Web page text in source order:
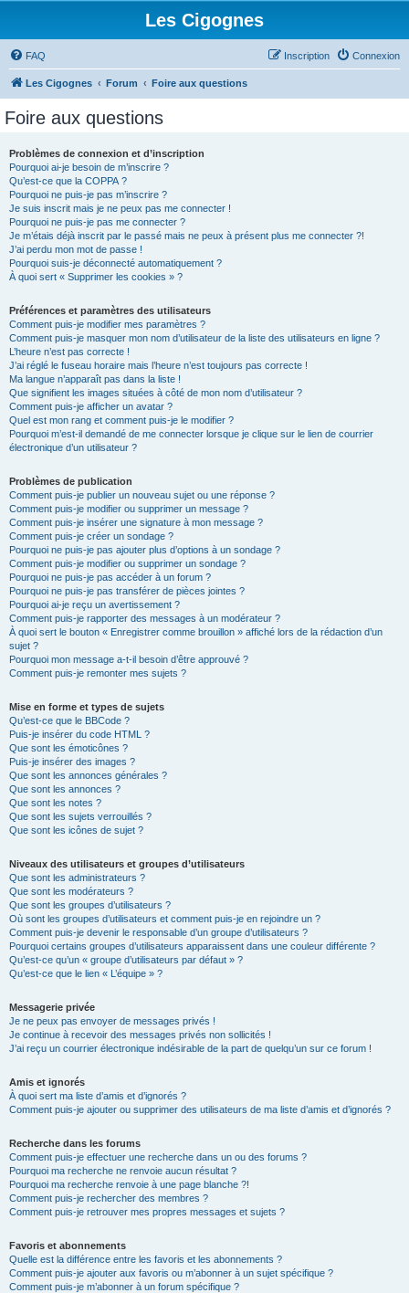
Les Cigognes
FAQ Connexion
Inscription
Les Cigognes Forum Foire aux questions
Foire aux questions
Problèmes de connexion et d’inscription
Pourquoi ai-je besoin de m’inscrire ?
Qu’est-ce que la COPPA ?
Pourquoi ne puis-je pas m’inscrire ?
Je suis inscrit mais je ne peux pas me connecter !
Pourquoi ne puis-je pas me connecter ?
Je m’étais déjà inscrit par le passé mais ne peux à présent plus me connecter ?!
J’ai perdu mon mot de passe !
Pourquoi suis-je déconnecté automatiquement ?
À quoi sert « Supprimer les cookies » ?
Préférences et paramètres des utilisateurs
Comment puis-je modifier mes paramètres ?
Comment puis-je masquer mon nom d’utilisateur de la liste des utilisateurs en ligne ?
L’heure n’est pas correcte !
J’ai réglé le fuseau horaire mais l’heure n’est toujours pas correcte !
Ma langue n’apparaît pas dans la liste !
Que signifient les images situées à côté de mon nom d’utilisateur ?
Comment puis-je afficher un avatar ?
Quel est mon rang et comment puis-je le modifier ?
Pourquoi m’est-il demandé de me connecter lorsque je clique sur le lien de courrier
électronique d’un utilisateur ?
Problèmes de publication
Comment puis-je publier un nouveau sujet ou une réponse ?
Comment puis-je modifier ou supprimer un message ?
Comment puis-je insérer une signature à mon message ?
Comment puis-je créer un sondage ?
Pourquoi ne puis-je pas ajouter plus d’options à un sondage ?
Comment puis-je modifier ou supprimer un sondage ?
Pourquoi ne puis-je pas accéder à un forum ?
Pourquoi ne puis-je pas transférer de pièces jointes ?
Pourquoi ai-je reçu un avertissement ?
Comment puis-je rapporter des messages à un modérateur ?
À quoi sert le bouton « Enregistrer comme brouillon » affiché lors de la rédaction d’un
sujet ?
Pourquoi mon message a-t-il besoin d’être approuvé ?
Comment puis-je remonter mes sujets ?
Mise en forme et types de sujets
Qu’est-ce que le BBCode ?
Puis-je insérer du code HTML ?
Que sont les émoticônes ?
Puis-je insérer des images ?
Que sont les annonces générales ?
Que sont les annonces ?
Que sont les notes ?
Que sont les sujets verrouillés ?
Que sont les icônes de sujet ?
Niveaux des utilisateurs et groupes d’utilisateurs
Que sont les administrateurs ?
Que sont les modérateurs ?
Que sont les groupes d’utilisateurs ?
Où sont les groupes d’utilisateurs et comment puis-je en rejoindre un ?
Comment puis-je devenir le responsable d’un groupe d’utilisateurs ?
Pourquoi certains groupes d’utilisateurs apparaissent dans une couleur différente ?
Qu’est-ce qu’un « groupe d’utilisateurs par défaut » ?
Qu’est-ce que le lien « L’équipe » ?
Messagerie privée
Je ne peux pas envoyer de messages privés !
Je continue à recevoir des messages privés non sollicités !
J’ai reçu un courrier électronique indésirable de la part de quelqu’un sur ce forum !
Amis et ignorés
À quoi sert ma liste d’amis et d’ignorés ?
Comment puis-je ajouter ou supprimer des utilisateurs de ma liste d’amis et d’ignorés ?
Recherche dans les forums
Comment puis-je effectuer une recherche dans un ou des forums ?
Pourquoi ma recherche ne renvoie aucun résultat ?
Pourquoi ma recherche renvoie à une page blanche ?!
Comment puis-je rechercher des membres ?
Comment puis-je retrouver mes propres messages et sujets ?
Favoris et abonnements
Quelle est la différence entre les favoris et les abonnements ?
Comment puis-je ajouter aux favoris ou m’abonner à un sujet spécifique ?
Comment puis-je m’abonner à un forum spécifique ?